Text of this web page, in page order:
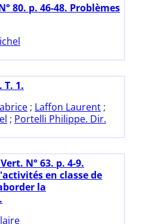
80. p. 46-48. Problèmes
T. 1.
; Laffon Laurent ;
; Portelli Philippe. Dir.
N° 63. p. 4-9.
en classe de
la